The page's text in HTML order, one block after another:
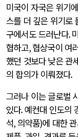
미국이 자국은 위기
스를 더 깊은 위기로
구에서도 드러난다.
협하고,협상국이 여
했던 것보다 낮은 관
의 합의가 이뤄졌다.
그러나 이는 글로벌
있다.예컨대 인도의
석, 의약품)에 대한